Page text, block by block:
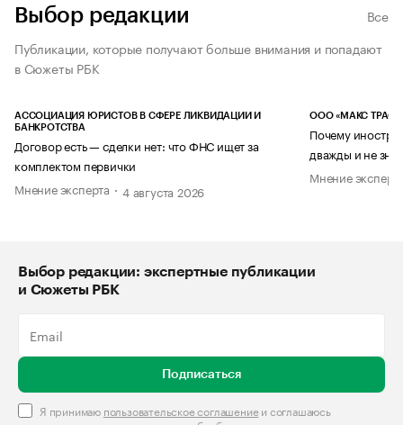
Выбор редакции
Все
Публикации, которые получают больше внимания и попадают
в Сюжеты РБК
АССОЦИАЦИЯ ЮРИСТОВ В СФЕРЕ ЛИКВИДАЦИИ И
БАНКРОТСТВА
Договор есть — сделки нет: что ФНС ищет за
комплектом первички
Мнение эксперта
4 августа 2026
ООО «МАКС ТРАСТ»
Почему
дважды и не
Мнение
Выбор редакции: экспертные публикации
и Сюжеты РБК
Подписаться
Я принимаю пользовательское соглашениеи соглашаюсь